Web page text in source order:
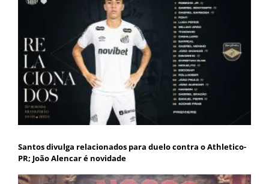
Santos divulga relacionados para duelo contra o Athletico-
PR; João Alencar é novidade